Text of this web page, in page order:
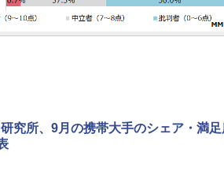
研究所、9月の携帯大手のシェア・満